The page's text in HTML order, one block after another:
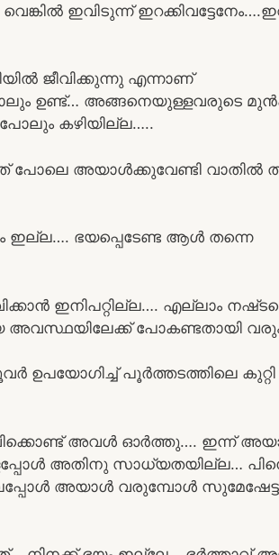
ഇവിടുന്ന്
ജീവിക്കുന്നു എന്നാണ്
ഉണ്ട്… അങ്ങനെയുള്ളവരുടെ
കഴിയില്ല…..
പോലെ അയാൾക്കുവേണ്ടി വാതിൽ
ഇല്ല…. ഭയപ്പെടേണ്ട ആൾ തന്നെ
ഇനിപറ്റില്ല…. എല്ലാം
അവസ്ഥയിലേക്ക്‌ പോകണ്ടതായി
ഉപയോഗിച്ച് പൂർത്തടത്തിലെ കുറ്റി
അവൾ ഓർത്തു…. ഇന്ന്
അതിനു സാധ്യതയില്ല…
അയാൾ വരുമ്പോൾ